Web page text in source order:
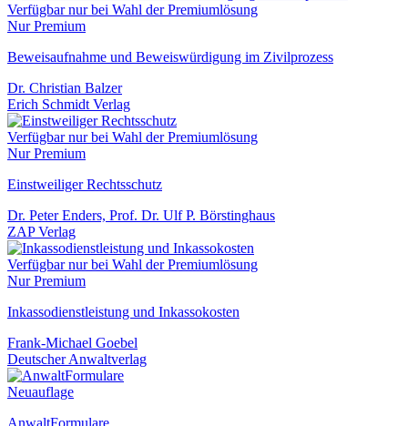
Verfügbar nur bei Wahl der Premiumlösung
Nur Premium
Beweisaufnahme und Beweiswürdigung im Zivilprozess
Dr. Christian Balzer
Erich Schmidt Verlag
Verfügbar nur bei Wahl der Premiumlösung
Nur Premium
Einstweiliger Rechtsschutz
Dr. Peter Enders, Prof. Dr. Ulf P. Börstinghaus
ZAP Verlag
Verfügbar nur bei Wahl der Premiumlösung
Nur Premium
Inkassodienstleistung und Inkassokosten
Frank-Michael Goebel
Deutscher Anwaltverlag
Neuauflage
AnwaltFormulare